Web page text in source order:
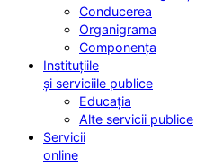
Conducerea
Organigrama
Componența
Instituțiile
și serviciile publice
Educația
Alte servicii publice
Servicii
online